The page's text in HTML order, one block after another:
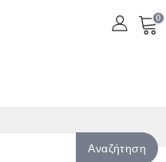
0
Αναζήτηση